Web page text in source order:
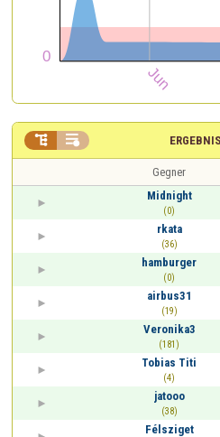
 
Gegner
Midnight
(0)
rkata
(36)
hamburger
(0)
airbus31
(19)
Veronika3
(181)
Tobias Titi
(4)
jatooo
(38)
Félsziget